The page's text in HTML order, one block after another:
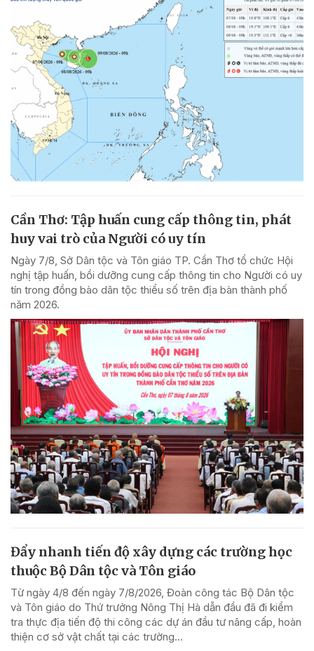
Cần Thơ: Tập huấn cung cấp thông tin, phát
huy vai trò của Người có uy tín
Ngày 7/8, Sở Dân tộc và Tôn giáo TP. Cần Thơ tổ chức Hội
nghị tập huấn, bồi dưỡng cung cấp thông tin cho Người có uy
tín trong đồng bào dân tộc thiểu số trên địa bàn thành phố
năm 2026.
Đẩy nhanh tiến độ xây dựng các trường học
thuộc Bộ Dân tộc và Tôn giáo
Từ ngày 4/8 đến ngày 7/8/2026, Đoàn công tác Bộ Dân tộc
và Tôn giáo do Thứ trưởng Nông Thị Hà dẫn đầu đã đi kiểm
tra thực địa tiến độ thi công các dự án đầu tư nâng cấp, hoàn
thiện cơ sở vật chất tại các trường...